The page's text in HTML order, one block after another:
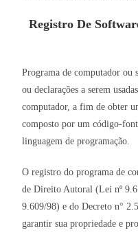
Registro De
Programa de computador ou
ou declarações a serem
computador, a fim de obter
composto por um código-
linguagem de programação.
O registro do programa de
de Direito Autoral (Lei nº
9.609/98) e do Decreto n°
garantir sua propriedade e